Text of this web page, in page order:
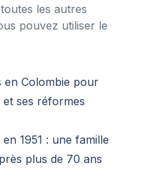
les autres
pouvez utiliser le
en Colombie pour
ses réformes
1951 : une famille
plus de 70 ans